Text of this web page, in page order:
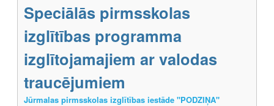
Speciālās pirmsskolas
izglītības programma
izglītojamajiem ar valodas
traucējumiem
Jūrmalas pirmsskolas izglītības iestāde "PODZIŅA"